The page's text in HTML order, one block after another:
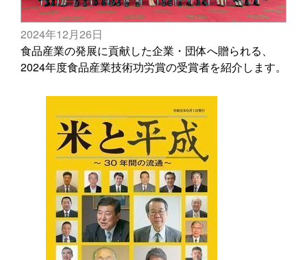
2024年12月26日
食品産業の発展に貢献した企業・団体へ贈られる、
2024年度食品産業技術功労賞の受賞者を紹介します。